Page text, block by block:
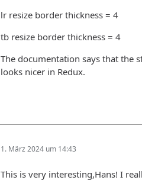
lr resize border thickness = 4
tb resize border thickness = 4
The documentation says that the
looks nicer in Redux.
1. März 2024 um 14:43
This is very interesting,Hans! I